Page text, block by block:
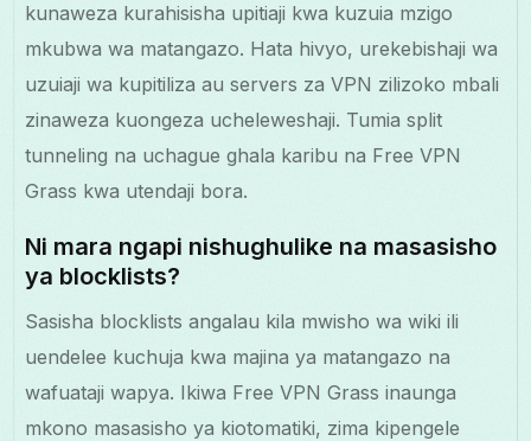
kunaweza kurahisisha upitiaji kwa kuzuia mzigo
mkubwa wa matangazo. Hata hivyo, urekebishaji wa
uzuiaji wa kupitiliza au servers za VPN zilizoko mbali
zinaweza kuongeza ucheleweshaji. Tumia split
tunneling na uchague ghala karibu na Free VPN
Grass kwa utendaji bora.
Ni mara ngapi nishughulike na masasisho
ya blocklists?
Sasisha blocklists angalau kila mwisho wa wiki ili
uendelee kuchuja kwa majina ya matangazo na
wafuataji wapya. Ikiwa Free VPN Grass inaunga
mkono masasisho ya kiotomatiki, zima kipengele